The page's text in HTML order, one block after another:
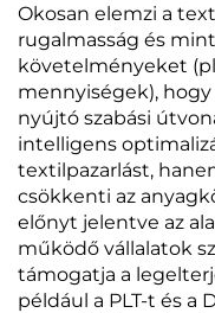
Okosan elemzi a
rugalmasság és
követelményeket
mennyiségek),
nyújtó szabási
intelligens
textilpazarlást,
csökkenti az
előnyt jelentve az
működő vállalatok
támogatja a
például a PLT-t és a